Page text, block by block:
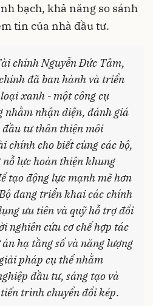
bạch, khả năng so sánh
tin của nhà đầu tư.
chính Nguyễn Đức Tâm,
đã ban hành và triển
xanh - một công cụ
nhằm nhận diện, đánh giá
đầu tư thân thiện môi
chính cho biết cùng các bộ,
lực hoàn thiện khung
tạo động lực mạnh mẽ hơn
đang triển khai các chính
ưu tiên và quỹ hỗ trợ đổi
nghiên cứu cơ chế hợp tác
hạ tầng số và năng lượng
pháp cụ thể nhằm
đầu tư, sáng tạo và
trình chuyển đổi kép.